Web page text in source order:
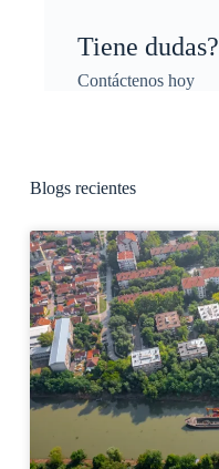
Tiene dudas?
Contáctenos hoy
Blogs recientes